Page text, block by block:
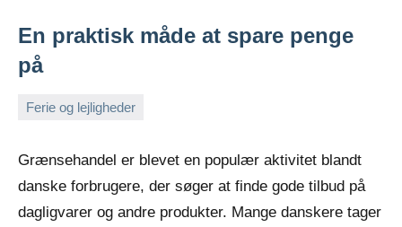
En praktisk måde at spare penge
på
Ferie og lejligheder
september
2024
Grænsehandel er blevet en populær aktivitet blandt
danske forbrugere, der søger at finde gode tilbud på
dagligvarer og andre produkter. Mange danskere tager